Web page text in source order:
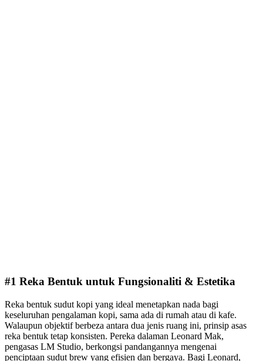
#1 Reka Bentuk untuk Fungsionaliti & Estetika
Reka bentuk sudut kopi yang ideal menetapkan nada bagi
keseluruhan pengalaman kopi, sama ada di rumah atau di kafe.
Walaupun objektif berbeza antara dua jenis ruang ini, prinsip asas
reka bentuk tetap konsisten. Pereka dalaman Leonard Mak,
pengasas LM Studio, berkongsi pandangannya mengenai
penciptaan sudut brew yang efisien dan bergaya. Bagi Leonard,